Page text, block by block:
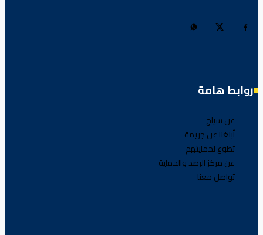
روابط هامة
عن سياج
أبلغنا عن جريمة
تطوع لحمايتهم
عن مركز الرصد والحماية
تواصل معنا